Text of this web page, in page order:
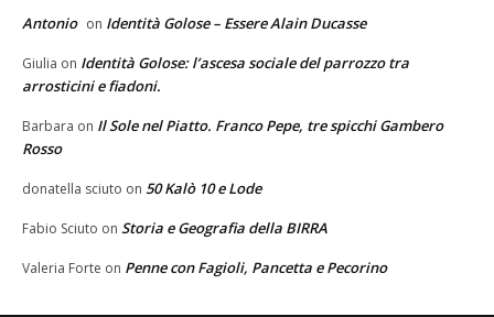
Antonio on Identità Golose – Essere Alain Ducasse
Giulia on Identità Golose: l’ascesa sociale del parrozzo tra
arrosticini e fiadoni.
Barbara on Il Sole nel Piatto. Franco Pepe, tre spicchi Gambero
Rosso
donatella sciuto on 50 Kalò 10 e Lode
Fabio Sciuto on Storia e Geografia della BIRRA
Valeria Forte on Penne con Fagioli, Pancetta e Pecorino